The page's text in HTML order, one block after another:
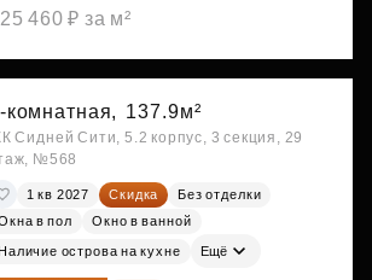
460 ₽ за м²
комнатная, 137.9м²
Сидней Сити, 5.2 корпус, 3 секция, 29
№568
1 кв 2027 Скидка
Без отделки
в пол
Окно в ванной
Наличие острова на кухне Ещё